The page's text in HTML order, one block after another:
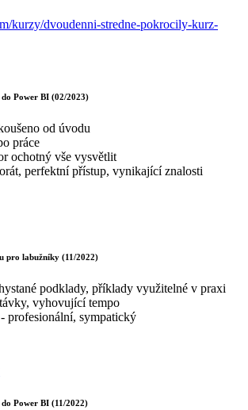
kurzy/dvoudenni-stredne-pokrocily-kurz-
do Power BI (02/2023)
od úvodu
práce
ochotný vše vysvětlit
perfektní přístup, vynikající znalosti
pro labužníky (11/2022)
podklady, příklady využitelné v praxi
vyhovující tempo
profesionální, sympatický
Power BI (11/2022)